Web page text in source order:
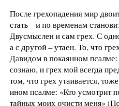
После грехопадения мир
стать – и по временам
Двусмыслен и сам грех. С
а с другой – утаен. То, что
Давидом в покаянном
сознаю, и грех мой всегда
том, что грех утаивается,
ином псалме: «Кто усмотрит
тайных моих очисти меня»